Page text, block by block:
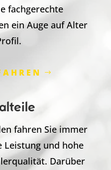
fachgerechte
ein Auge auf Alter
fahren Sie immer
und hohe
Darüber